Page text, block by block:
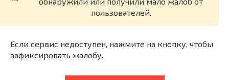
пользователей.
Если сервис недоступен, нажмите на кнопку, чтобы
зафиксировать жалобу.